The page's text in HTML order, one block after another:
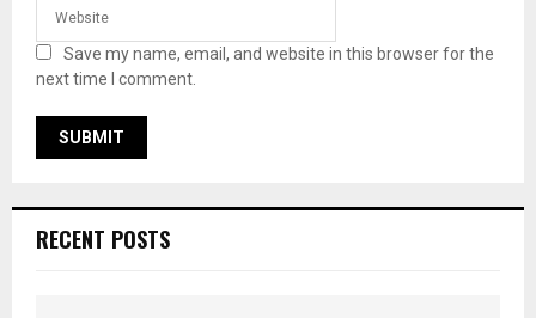
Save my name, email, and website in this browser for the
next time I comment.
RECENT POSTS